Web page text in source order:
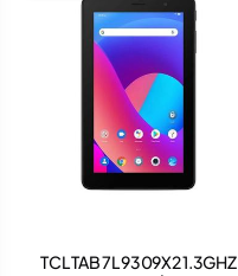
TCL TAB 7L 9309X2 1.3GHZ